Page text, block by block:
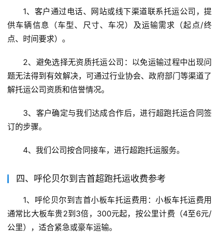
1、客户通过电话、网站或线下渠道联系托运公司，提
供车辆信息（车型、尺寸、车况）及运输需求（起点/终
点、时间要求）。
2、避免选择无资质托运公司：以免运输过程中出现问
题无法得到有效解决，可通过行业协会、政府部门等渠道了
解托运公司资质和信誉情况。
3、客户确定与我们达成合作后，进行超跑托运合同签
订的步骤。
4、我们公司按合同接车，进行超跑托运服务。
四、呼伦贝尔到吉首超跑托运收费参考
1、呼伦贝尔到吉首小板车托运费用：小板车托运费用
通常比大板车贵2到3倍，300元起，按公里计费（4至6元/
公里），适合紧急或豪车运输。